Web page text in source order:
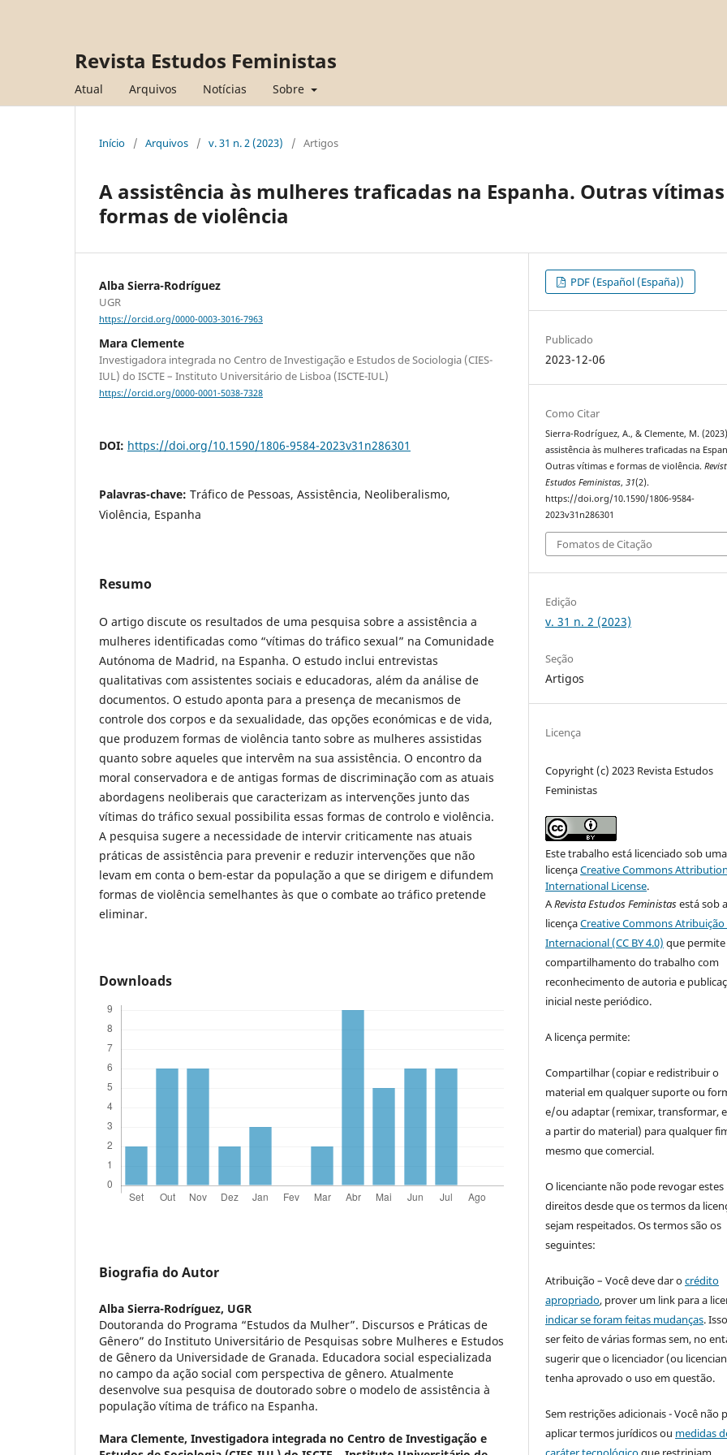
Revista Estudos Feministas
Atual Arquivos Notícias Sobre
Início / Arquivos / v. 31 n. 2 (2023) / Artigos
A assistência às mulheres traficadas na Espanha. Outras
formas de violência
Alba Sierra-Rodríguez
UGR
https://orcid.org/0000-0003-3016-7963
Mara Clemente
Investigadora integrada no Centro de Investigação e Estudos de Sociologia (CIES-
IUL) do ISCTE – Instituto Universitário de Lisboa (ISCTE-IUL)
https://orcid.org/0000-0001-5038-7328
DOI: https://doi.org/10.1590/1806-9584-2023v31n286301
Palavras-chave: Tráfico de Pessoas, Assistência, Neoliberalismo,
Violência, Espanha
Resumo
O artigo discute os resultados de uma pesquisa sobre a assistência a
mulheres identificadas como “vítimas do tráfico sexual” na Comunidade
Autónoma de Madrid, na Espanha. O estudo inclui entrevistas
qualitativas com assistentes sociais e educadoras, além da análise de
documentos. O estudo aponta para a presença de mecanismos de
controle dos corpos e da sexualidade, das opções económicas e de vida,
que produzem formas de violência tanto sobre as mulheres assistidas
quanto sobre aqueles que intervêm na sua assistência. O encontro da
moral conservadora e de antigas formas de discriminação com as atuais
abordagens neoliberais que caracterizam as intervenções junto das
vítimas do tráfico sexual possibilita essas formas de controlo e violência.
A pesquisa sugere a necessidade de intervir criticamente nas atuais
práticas de assistência para prevenir e reduzir intervenções que não
levam em conta o bem-estar da população a que se dirigem e difundem
formas de violência semelhantes às que o combate ao tráfico pretende
eliminar.
Downloads
Biografia do Autor
Alba Sierra-Rodríguez, UGR
Doutoranda do Programa “Estudos da Mulher”. Discursos e Práticas de
Gênero” do Instituto Universitário de Pesquisas sobre Mulheres e Estudos
de Gênero da Universidade de Granada. Educadora social especializada
no campo da ação social com perspectiva de gênero. Atualmente
desenvolve sua pesquisa de doutorado sobre o modelo de assistência à
população vítima de tráfico na Espanha.
Mara Clemente, Investigadora integrada no Centro de Investigação e
PDF (Español (España))
Publicado
2023-12-06
Como Citar
Sierra-Rodríguez, A., & Clemente, M.
assistência às mulheres traficadas na
Outras vítimas e formas de violência.
Estudos Feministas,31(2).
https://doi.org/10.1590/1806-9584-
2023v31n286301
Fomatos de Citação
Edição
v. 31 n. 2 (2023)
Seção
Artigos
Licença
Copyright (c) 2023 Revista Estudos
Feministas
Este trabalho está licenciado sob uma
licençaCreative Commons
International License.
ARevista Estudos Feministasestá sob
licençaCreative Commons Atribuição
Internacional (CC BY 4.0) que
compartilhamento do trabalho com
reconhecimento de autoria e
inicial neste periódico.
A licença permite:
Compartilhar (copiar e redistribuir o
material em qualquer suporte ou
e/ou adaptar (remixar, transformar,
a partir do material) para qualquer
mesmo que comercial.
O licenciante não pode revogar estes
direitos desde que os termos da
sejam respeitados. Os termos são os
seguintes:
Atribuição – Você deve dar ocrédito
apropriado, prover um link para a
indicar se foram feitas mudanças.
ser feito de várias formas sem, no
sugerir que o licenciador (ou
tenha aprovado o uso em questão.
Sem restrições adicionais - Você não
aplicar termos jurídicos ou medidas